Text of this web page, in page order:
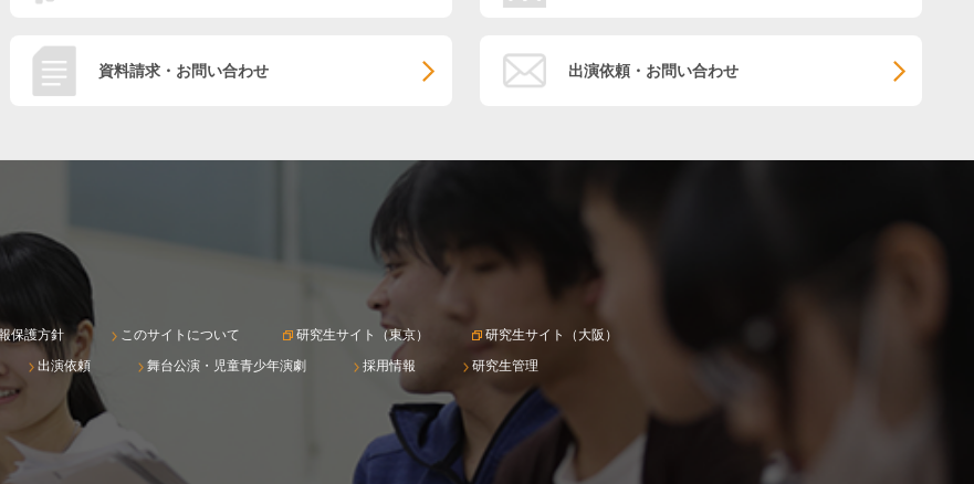
資料請求・お問い合わせ 出演依頼・お問い合わせ
保護方針 このサイトについて 研究生サイト（東京）
研究生サイト（大阪）
出演依頼 舞台公演・児童青少年演劇 採用情報 研究生管理